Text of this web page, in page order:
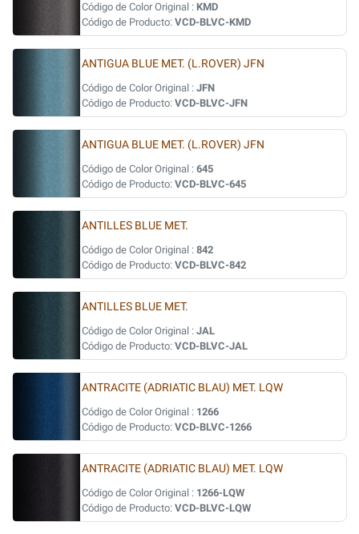
Código de Color Original : KMD
Código de Producto: VCD-BLVC-KMD
ANTIGUA BLUE MET. (L.ROVER) JFN
Código de Color Original : JFN
Código de Producto: VCD-BLVC-JFN
ANTIGUA BLUE MET. (L.ROVER) JFN
Código de Color Original : 645
Código de Producto: VCD-BLVC-645
ANTILLES BLUE MET.
Código de Color Original : 842
Código de Producto: VCD-BLVC-842
ANTILLES BLUE MET.
Código de Color Original : JAL
Código de Producto: VCD-BLVC-JAL
ANTRACITE (ADRIATIC BLAU) MET. LQW
Código de Color Original : 1266
Código de Producto: VCD-BLVC-1266
ANTRACITE (ADRIATIC BLAU) MET. LQW
Código de Color Original : 1266-LQW
Código de Producto: VCD-BLVC-LQW